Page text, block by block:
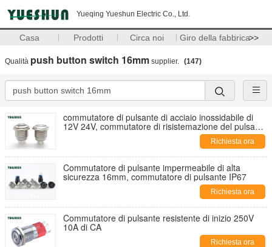
Yueqing Yueshun Electric Co., Ltd.
Casa Prodotti Circa noi Giro della fabbrica>>
Qualità push button switch 16mm supplier. (147)
commutatore di pulsante di acciaio inossidabile di
12V 24V, commutatore di risistemazione del pulsante
Richiesta ora
Commutatore di pulsante impermeabile di alta
sicurezza 16mm, commutatore di pulsante IP67
Richiesta ora
Commutatore di pulsante resistente di inizio 250V
10A di CA
Richiesta ora